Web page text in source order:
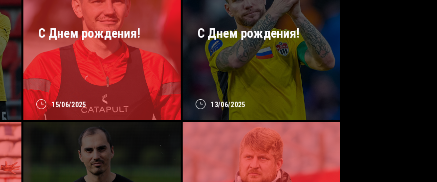
15/06/2025
С Днем рождения!
13/06/2025
C Днем рождения!